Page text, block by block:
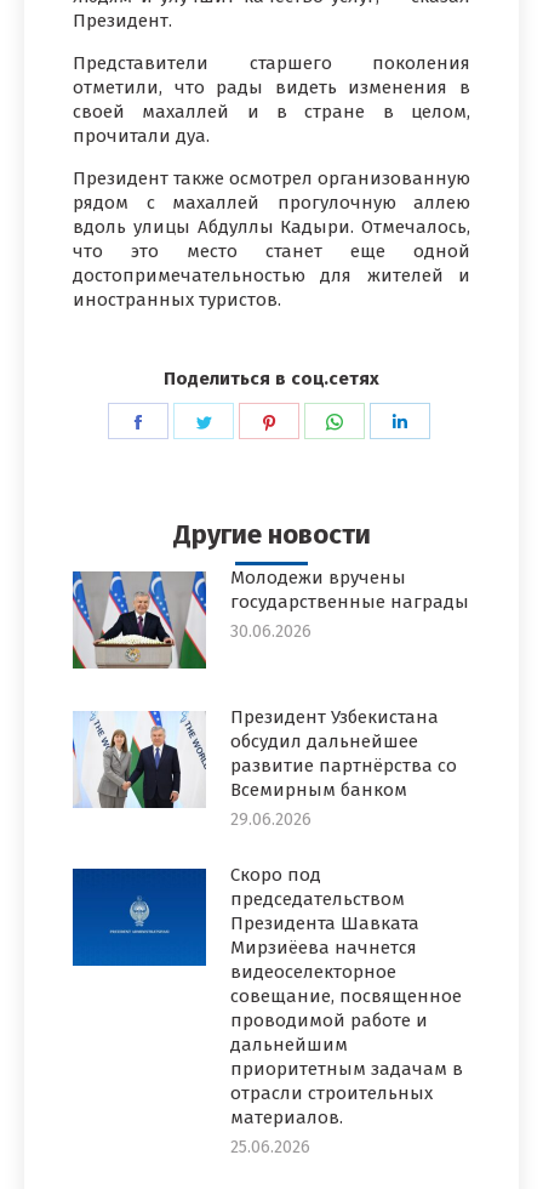
Президент.
Представители старшего поколения
отметили, что рады видеть изменения в
своей махаллей и в стране в целом,
прочитали дуа.
Президент также осмотрел организованную
рядом с махаллей прогулочную аллею
вдоль улицы Абдуллы Кадыри. Отмечалось,
что это место станет еще одной
достопримечательностью для жителей и
иностранных туристов.
Поделиться в соц.сетях
ПоделитьсяПоделитьсяПоделитьсяПоделиться
Другие новости
Молодежи вручены
государственные награды
30.06.2026
Президент Узбекистана
обсудил дальнейшее
развитие партнёрства со
Всемирным банком
29.06.2026
Скоро под
председательством
Президента Шавката
Мирзиёева начнется
видеоселекторное
совещание, посвященное
проводимой работе и
дальнейшим
приоритетным задачам в
отрасли строительных
материалов.
25.06.2026